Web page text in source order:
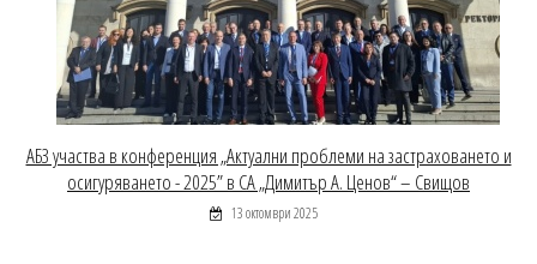
АБЗ участва в конференция „Актуални проблеми на застраховането и
осигуряването - 2025” в СА „Димитър А. Ценов“ – Свищов
13 октомври 2025